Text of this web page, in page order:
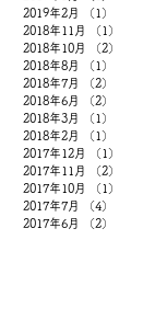
2019年2月
（1）
2018年11月
（1）
2018年10月
（2）
2018年8月
（1）
2018年7月
（2）
2018年6月
（2）
2018年3月
（1）
2018年2月
（1）
2017年12月
（1）
2017年11月
（2）
2017年10月
（1）
2017年7月
（4）
2017年6月
（2）